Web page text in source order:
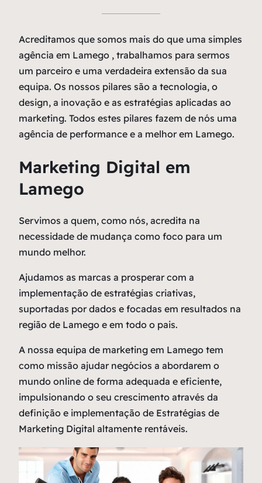
Acreditamos que somos mais do que uma simples
agência em Lamego , trabalhamos para sermos
um parceiro e uma verdadeira extensão da sua
equipa. Os nossos pilares são a tecnologia, o
design, a inovação e as estratégias aplicadas ao
marketing. Todos estes pilares fazem de nós uma
agência de performance e a melhor em Lamego.
Marketing Digital em
Lamego
Servimos a quem, como nós, acredita na
necessidade de mudança como foco para um
mundo melhor.
Ajudamos as marcas a prosperar com a
implementação de estratégias criativas,
suportadas por dados e focadas em resultados na
região de Lamego e em todo o pais.
A nossa equipa de marketing em Lamego tem
como missão ajudar negócios a abordarem o
mundo online de forma adequada e eficiente,
impulsionando o seu crescimento através da
definição e implementação de Estratégias de
Marketing Digital altamente rentáveis.